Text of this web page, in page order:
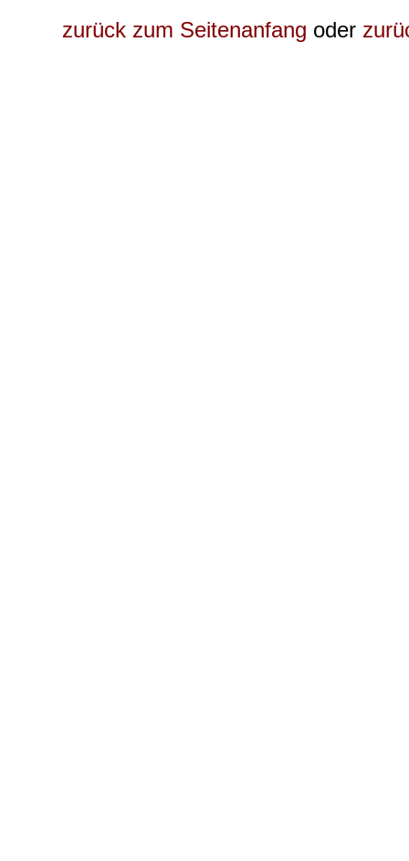
zurück zum Seitenanfang oder